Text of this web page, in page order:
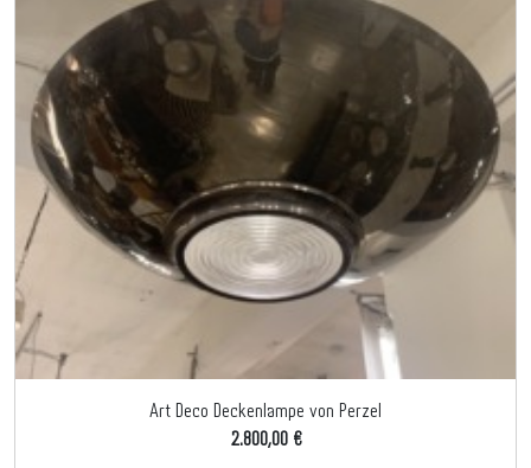
Art Deco Deckenlampe von Perzel
2.800,00 €